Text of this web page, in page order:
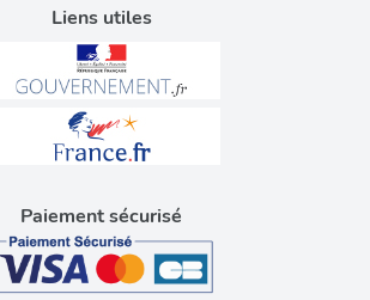
Liens utiles
Paiement sécurisé